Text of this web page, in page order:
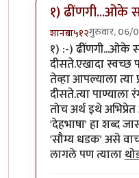
१) ढींणगी...ओके
शानबा५१२गुरुवार, 06/
In reply toकाही
१) :-) ढींणगी...ओके
दीसते.एखादा स्वच्छ
तेव्हा आपल्याला
दीसते.त्या पाण्याला
तोच अर्थ इथे
'देहभाषा' हा शब्द
'सौम्य धडक' असे
लागले पण त्याला